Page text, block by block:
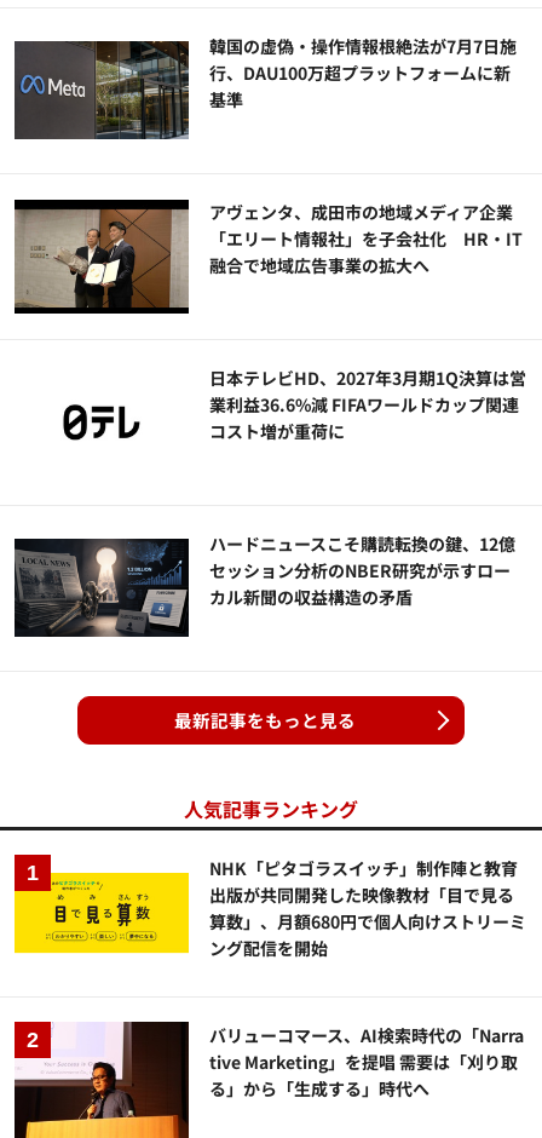
韓国の虚偽・操作情報根絶法が7月7日施
行、DAU100万超プラットフォームに新
基準
アヴェンタ、成田市の地域メディア企業
「エリート情報社」を子会社化 HR・IT
融合で地域広告事業の拡大へ
日本テレビHD、2027年3月期1Q決算は営
業利益36.6%減 FIFAワールドカップ関連
コスト増が重荷に
ハードニュースこそ購読転換の鍵、12億
セッション分析のNBER研究が示すロー
カル新聞の収益構造の矛盾
最新記事をもっと見る
人気記事ランキング
NHK「ピタゴラスイッチ」制作陣と教育
出版が共同開発した映像教材「目で見る
算数」、月額680円で個人向けストリーミ
ング配信を開始
バリューコマース、AI検索時代の「Narra
tive Marketing」を提唱 需要は「刈り取
る」から「生成する」時代へ